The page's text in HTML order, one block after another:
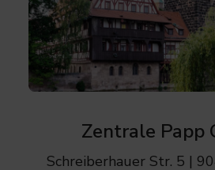
Zentrale Papp
Schreiberhauer Str. 5 |